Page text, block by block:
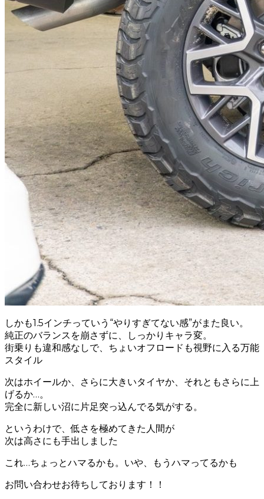
しかも1.5インチっていう“やりすぎてない感”がまた良い。
純正のバランスを崩さずに、しっかりキャラ変。
街乗りも違和感なしで、ちょいオフロードも視野に入る万能
スタイル
次はホイールか、さらに大きいタイヤか、それともさらに上
げるか…。
完全に新しい沼に片足突っ込んでる気がする。
というわけで、低さを極めてきた人間が
次は高さにも手出しました
これ…ちょっとハマるかも。いや、もうハマってるかも
お問い合わせお待ちしております！！